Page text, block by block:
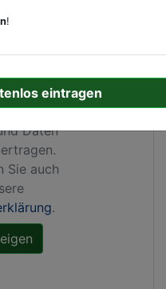
dieser
Cookies
Adresse
Daten
Sie auch
.
!
eintragen